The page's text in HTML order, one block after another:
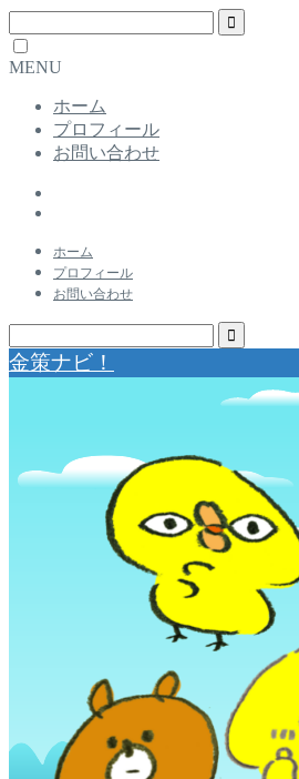
MENU
ホーム
プロフィール
お問い合わせ
ホーム
プロフィール
お問い合わせ
金策ナビ！